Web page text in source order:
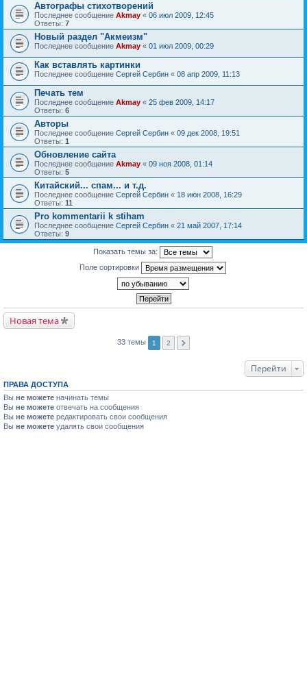
Автографы стихотворений
Последнее сообщение Akmay « 06 июл 2009, 12:45
Ответы: 7
Новый раздел "Акмеизм"
Последнее сообщение Akmay « 01 июл 2009, 00:29
Как вставлять картинки
Последнее сообщение Сергей Сербин « 08 апр 2009, 11:13
Печать тем
Последнее сообщение Akmay « 25 фев 2009, 14:17
Ответы: 6
Авторы
Последнее сообщение Сергей Сербин « 09 дек 2008, 19:51
Ответы: 1
Обновление сайта
Последнее сообщение Akmay « 09 ноя 2008, 01:14
Ответы: 5
Китайский... спам... и т.д.
Последнее сообщение Сергей Сербин « 18 июн 2008, 16:29
Ответы: 11
Pro kommentarii k stiham
Последнее сообщение Сергей Сербин « 21 май 2007, 17:14
Ответы: 9
Показать темы за:
Поле сортировки
Новая тема
33 темы 1 2
Перейти
ПРАВА ДОСТУПА
Вы не можете начинать темы
Вы не можете отвечать на сообщения
Вы не можете редактировать свои сообщения
Вы не можете удалять свои сообщения